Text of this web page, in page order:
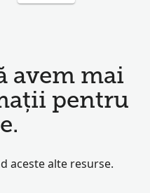
avem mai
pentru
aceste alte resurse.